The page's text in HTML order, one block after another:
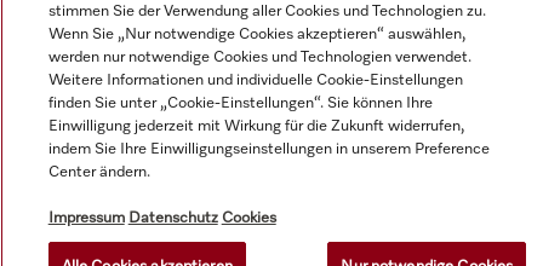
stimmen Sie der Verwendung aller Cookies und Technologien zu.
Wenn Sie „Nur notwendige Cookies akzeptieren“ auswählen,
werden nur notwendige Cookies und Technologien verwendet.
Weitere Informationen und individuelle Cookie-Einstellungen
finden Sie unter „Cookie-Einstellungen“. Sie können Ihre
Einwilligung jederzeit mit Wirkung für die Zukunft widerrufen,
indem Sie Ihre Einwilligungseinstellungen in unserem Preference
Center ändern.
Impressum Datenschutz Cookies